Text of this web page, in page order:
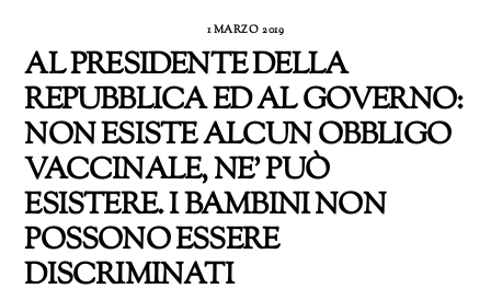
1 MARZO 2019
AL PRESIDENTE DELLA
REPUBBLICA ED AL GOVERNO:
NON ESISTE ALCUN OBBLIGO
VACCINALE, NE’ PUÒ
ESISTERE. I BAMBINI NON
POSSONO ESSERE
DISCRIMINATI